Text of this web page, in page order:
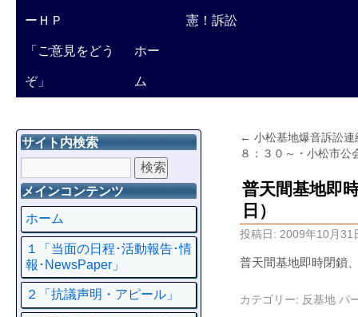
ーＨＰ 憲！訴訟
「ご意見をどう
ぞ」
ホー
ム
← 小松基地爆音訴訟
８：３０～・小松市公
普天間基地即
日）
投稿日: 2009年10月31
普天間基地即時閉鎖
カテゴリー: 反基地 パ
サイト内検索
メインコンテンツ
ホーム
１「当面の日程･活動報告･情
報･NewsPaper」
２「抗議声明・アピール」